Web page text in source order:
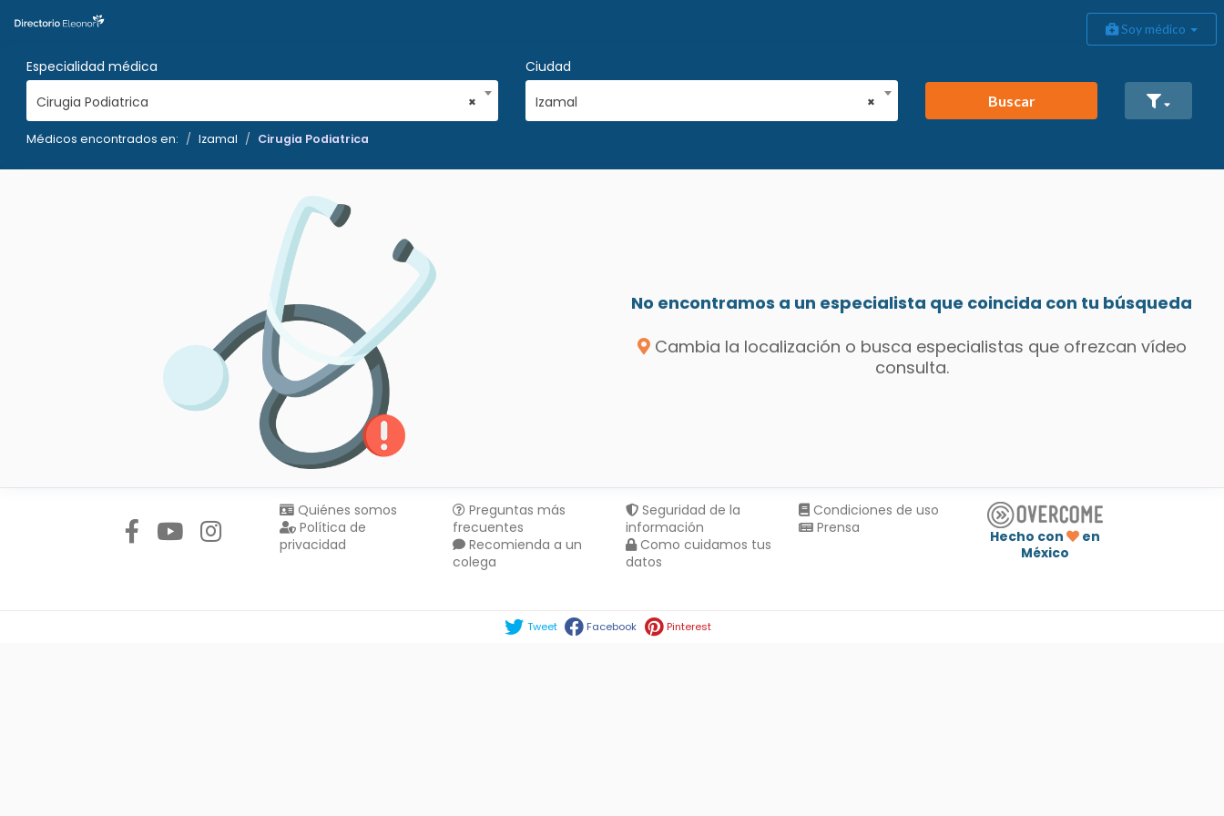
Soy médico
Especialidad médica
×
Cirugia Podiatrica
Ciudad
×
Izamal Buscar
Médicos encontrados en: Izamal Cirugia Podiatrica
No encontramos a un especialista que coincida con tu búsqueda
Cambia la localización o busca especialistas que ofrezcan vídeo
consulta.
Quiénes somos
Política de
privacidad
Preguntas más
frecuentes
Recomienda a un
colega
Seguridad de la
información
Como cuidamos tus
datos
Condiciones de uso
Prensa
Hecho con
en
México
Tweet Facebook Pinterest